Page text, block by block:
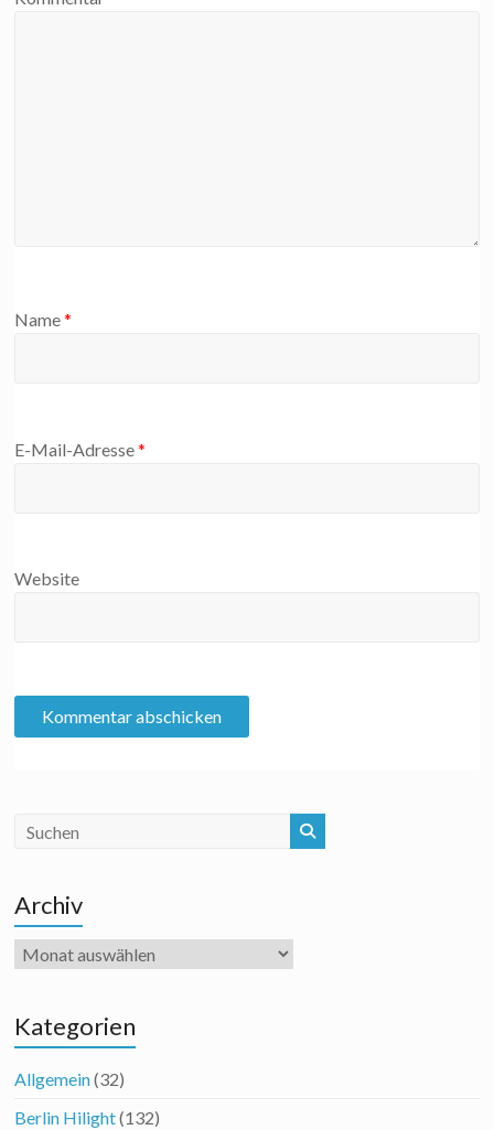
Name*
E-Mail-Adresse*
Website
Archiv
Archiv
Kategorien
Allgemein(32)
Berlin Hilight(132)